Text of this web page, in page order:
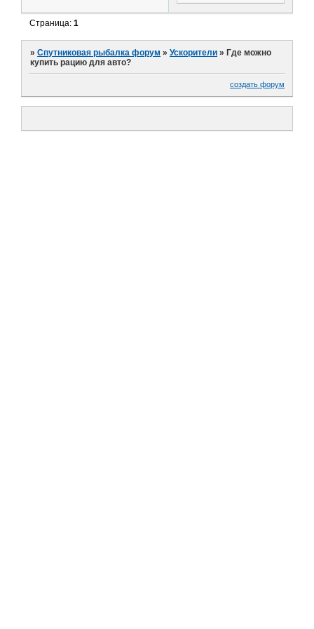
Страница:1
»Спутниковая рыбалка форум »Ускорители »Где можно
купить рацию для авто?
создать форум